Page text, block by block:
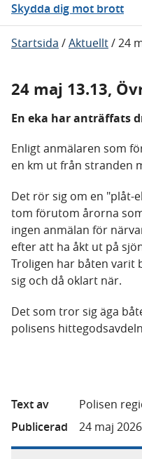
Skydda dig mot brott
Startsida /Aktuellt/24
24 maj 13.13,
En eka har anträffats
Enligt anmälaren som
en km ut från stranden
Det rör sig om en "plåt-
tom förutom årorna
ingen anmälan för
efter att ha åkt ut på
Troligen har båten
sig och då oklart när.
Det som tror sig äga
polisens
Text av
Polisen
Publicerad
24 maj